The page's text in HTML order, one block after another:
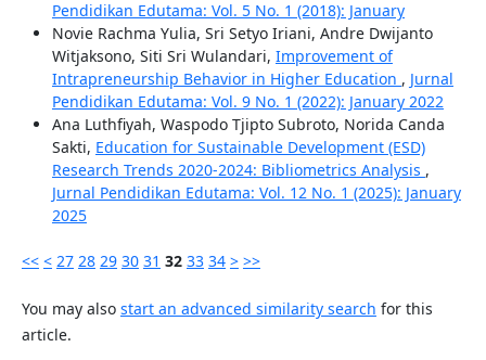
Pendidikan Edutama: Vol. 5 No. 1 (2018): January
Novie Rachma Yulia, Sri Setyo Iriani, Andre Dwijanto
Witjaksono, Siti Sri Wulandari, Improvement of
Intrapreneurship Behavior in Higher Education , Jurnal
Pendidikan Edutama: Vol. 9 No. 1 (2022): January 2022
Ana Luthfiyah, Waspodo Tjipto Subroto, Norida Canda
Sakti, Education for Sustainable Development (ESD)
Research Trends 2020-2024: Bibliometrics Analysis ,
Jurnal Pendidikan Edutama: Vol. 12 No. 1 (2025): January
2025
<< < 27 28 29 30 31 32 33 34 > >>
You may also start an advanced similarity search for this
article.